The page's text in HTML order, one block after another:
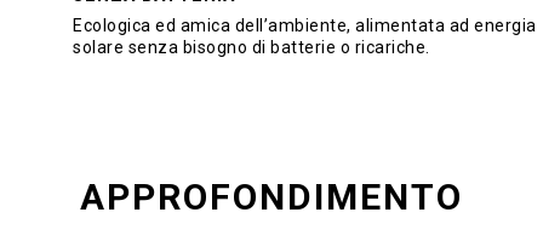
Ecologica ed amica dell’ambiente, alimentata ad energia
solare senza bisogno di batterie o ricariche.
APPROFONDIMENTO